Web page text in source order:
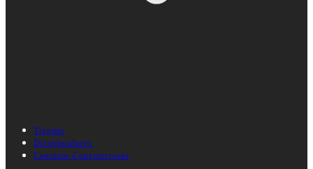
Tiendas
Distribuidores
Contacto Constructoras